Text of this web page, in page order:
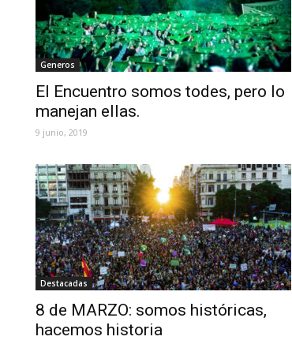
Generos
El Encuentro somos todes, pero lo
manejan ellas.
9 junio, 2019
Destacadas
8 de MARZO: somos históricas,
hacemos historia